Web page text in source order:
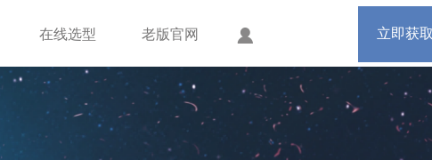
在线选型 老版官网 立即获